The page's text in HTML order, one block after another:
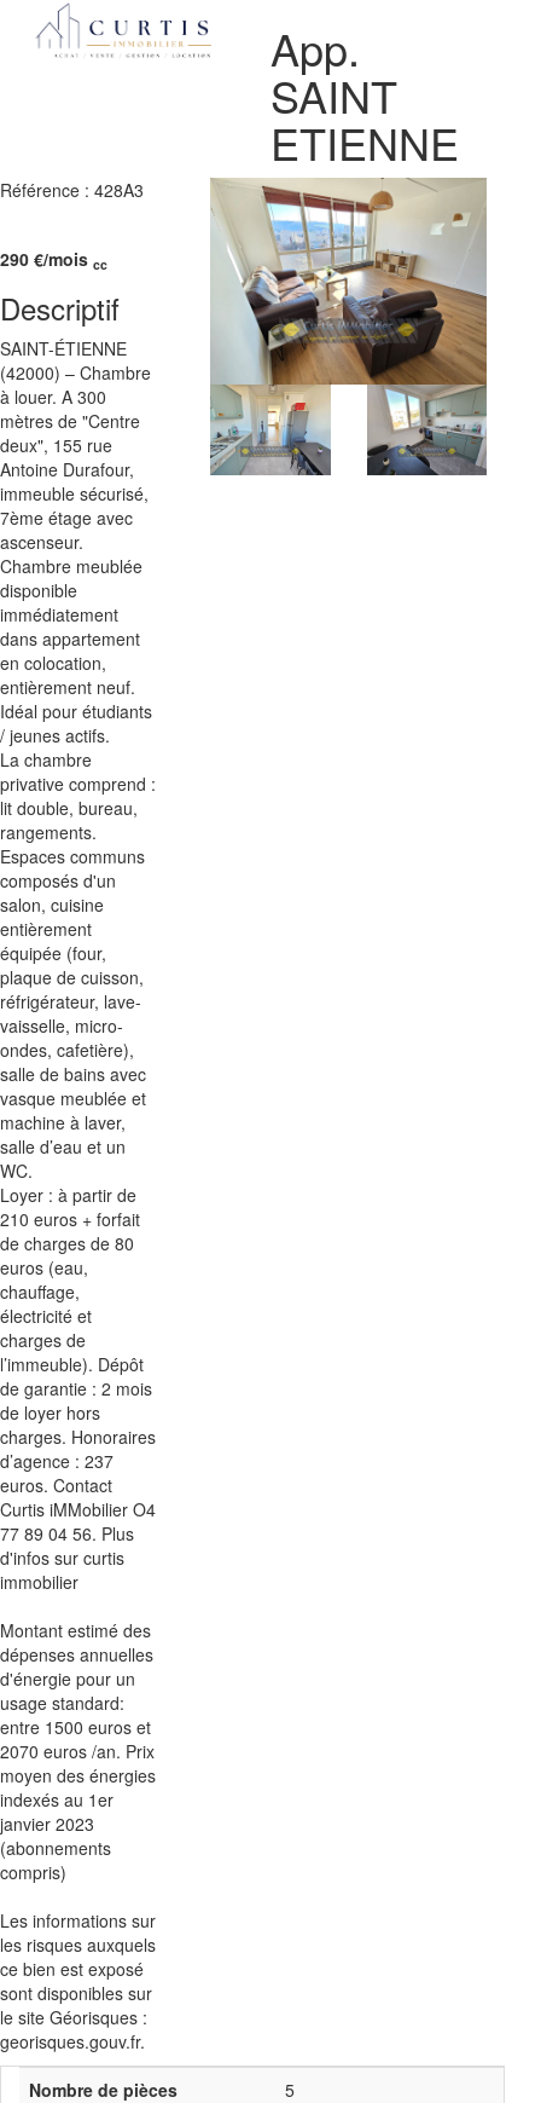
App.
SAINT
ETIENNE
Référence : 428A3
290 €/mois cc
Descriptif
SAINT-ÉTIENNE
(42000) – Chambre
à louer. A 300
mètres de "Centre
deux", 155 rue
Antoine Durafour,
immeuble sécurisé,
7ème étage avec
ascenseur.
Chambre meublée
disponible
immédiatement
dans appartement
en colocation,
entièrement neuf.
Idéal pour étudiants
/ jeunes actifs.
La chambre
privative comprend :
lit double, bureau,
rangements.
Espaces communs
composés d'un
salon, cuisine
entièrement
équipée (four,
plaque de cuisson,
réfrigérateur, lave-
vaisselle, micro-
ondes, cafetière),
salle de bains avec
vasque meublée et
machine à laver,
salle d’eau et un
WC.
Loyer : à partir de
210 euros + forfait
de charges de 80
euros (eau,
chauffage,
électricité et
charges de
l’immeuble). Dépôt
de garantie : 2 mois
de loyer hors
charges. Honoraires
d’agence : 237
euros. Contact
Curtis iMMobilier O4
77 89 04 56. Plus
d'infos sur curtis
immobilier
Montant estimé des
dépenses annuelles
d'énergie pour un
usage standard:
entre 1500 euros et
2070 euros /an. Prix
moyen des énergies
indexés au 1er
janvier 2023
(abonnements
compris)
Les informations sur
les risques auxquels
ce bien est exposé
sont disponibles sur
le site Géorisques :
georisques.gouv.fr.
Nombre de pièces
5